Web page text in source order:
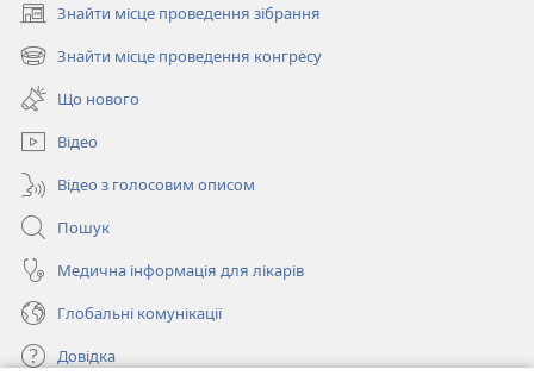
Знайти місце проведення зібрання
(відкривається
у
новому
вікні)
Знайти місце проведення конгресу
(відкривається
новому
вікні)
Що нового
Відео
Відео з голосовим описом
Пошук
Медична інформація для лікарів
Глобальні комунікації
Довідка